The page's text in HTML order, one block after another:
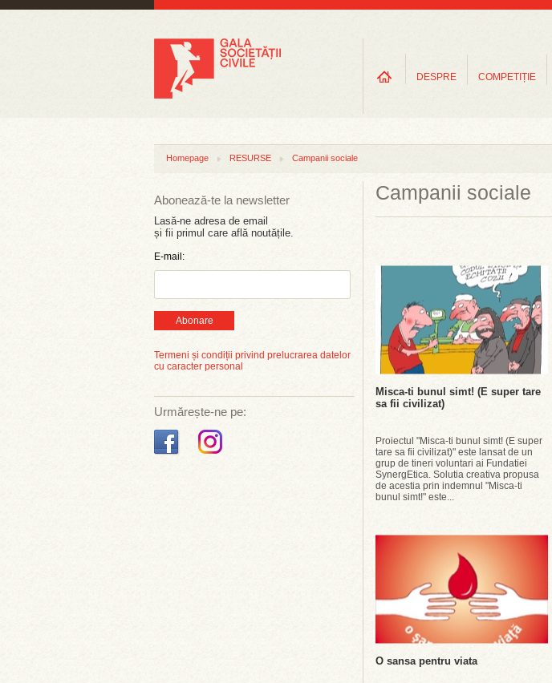
DESPRE COMPETIȚIE
Homepage RESURSE Campanii sociale
Abonează-te la newsletter
Lasă-ne adresa de email
și fii primul care află noutățile.
E-mail:
Abonare
Termeni și condiții privind prelucrarea datelor
cu caracter personal
Urmărește-ne pe:
Campanii sociale
Misca-ti bunul simt! (E super tare
sa fii civilizat)
Proiectul "Misca-ti bunul simt! (E super
tare sa fii civilizat)" este lansat de un
grup de tineri voluntari ai Fundatiei
SynergEtica. Solutia creativa propusa
de acestia prin indemnul "Misca-ti
bunul simt!" este...
O sansa pentru viata